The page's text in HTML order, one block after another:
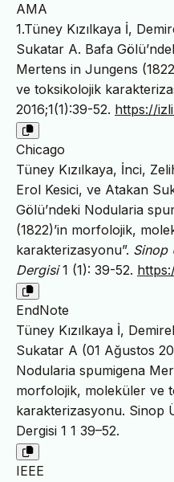
AMA
1.Tüney Kızılkaya İ,
Sukatar A. Bafa
Mertens in Jungens
ve toksikolojik
2016;1(1):39-52. https://
Chicago
Tüney Kızılkaya, İnci,
Erol Kesici, ve Atakan
Gölü’ndeki Nodularia
(1822)’in morfolojik,
karakterizasyonu”. Sinop
Dergisi1 (1): 39-52.
EndNote
Tüney Kızılkaya İ,
Sukatar A (01 Ağustos
Nodularia spumigena
morfolojik, moleküler ve
karakterizasyonu. Sinop
Dergisi 1 1 39–52.
IEEE